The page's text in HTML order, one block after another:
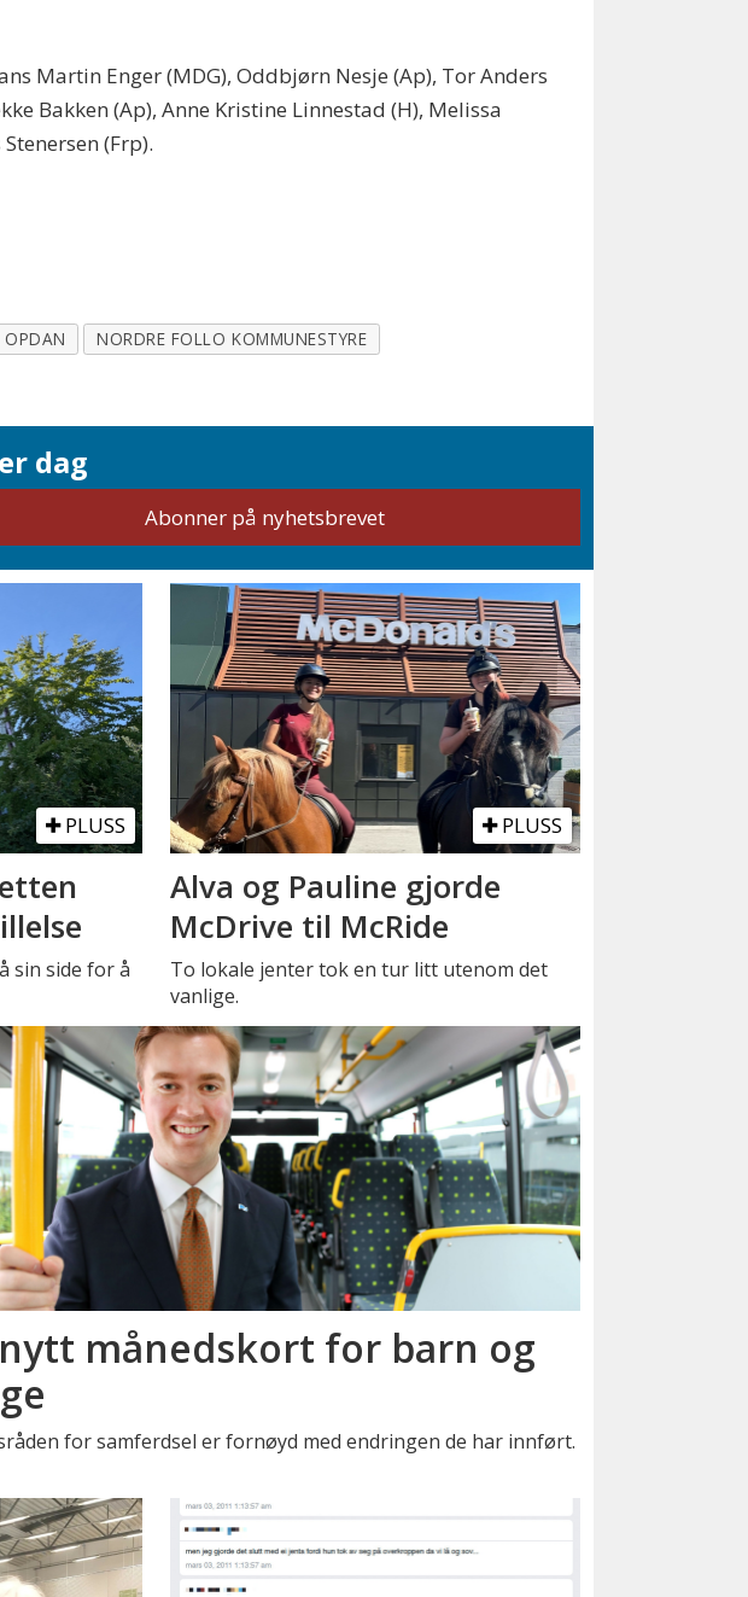
Martin Enger (MDG), Oddbjørn Nesje (Ap), Tor Anders
Bakken (Ap), Anne Kristine Linnestad (H), Melissa
(Frp).
OPDAN NORDRE FOLLO KOMMUNESTYRE
dag
PLUSS
sin side for å
PLUSS
Alva og Pauline gjorde
McDrive til McRide
To lokale jenter tok en tur litt utenom det
vanlige.
månedskort for barn og
for samferdsel er fornøyd med endringen de har innført.